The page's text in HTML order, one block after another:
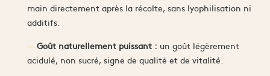
main directement après la récolte, sans lyophilisation ni
additifs.
Goût naturellement puissant : un goût légèrement
acidulé, non sucré, signe de qualité et de vitalité.